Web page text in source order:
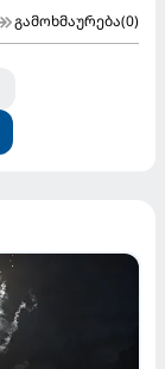
გამოხმაურება(0)